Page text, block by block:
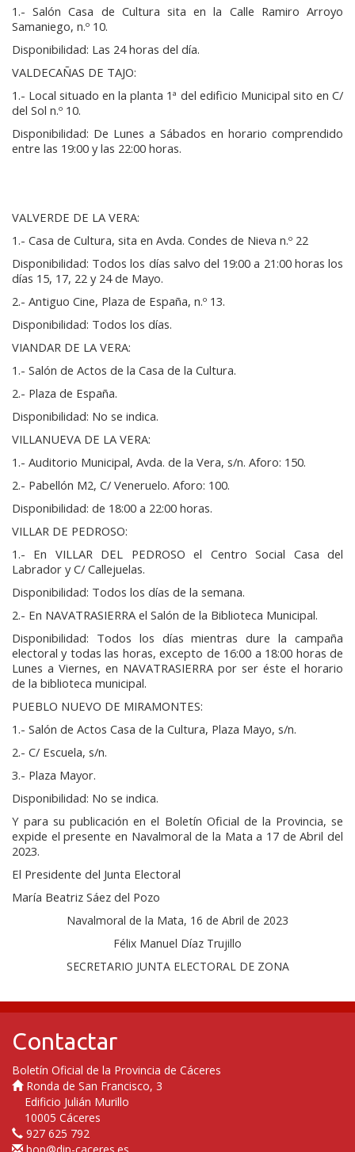
1.- Salón Casa de Cultura sita en la Calle Ramiro Arroyo
Samaniego, n.º 10.
Disponibilidad: Las 24 horas del día.
VALDECAÑAS DE TAJO:
1.- Local situado en la planta 1ª del edificio Municipal sito en C/
del Sol n.º 10.
Disponibilidad: De Lunes a Sábados en horario comprendido
entre las 19:00 y las 22:00 horas.
VALVERDE DE LA VERA:
1.- Casa de Cultura, sita en Avda. Condes de Nieva n.º 22
Disponibilidad: Todos los días salvo del 19:00 a 21:00 horas los
días 15, 17, 22 y 24 de Mayo.
2.- Antiguo Cine, Plaza de España, n.º 13.
Disponibilidad: Todos los días.
VIANDAR DE LA VERA:
1.- Salón de Actos de la Casa de la Cultura.
2.- Plaza de España.
Disponibilidad: No se indica.
VILLANUEVA DE LA VERA:
1.- Auditorio Municipal, Avda. de la Vera, s/n. Aforo: 150.
2.- Pabellón M2, C/ Veneruelo. Aforo: 100.
Disponibilidad: de 18:00 a 22:00 horas.
VILLAR DE PEDROSO:
1.- En VILLAR DEL PEDROSO el Centro Social Casa del
Labrador y C/ Callejuelas.
Disponibilidad: Todos los días de la semana.
2.- En NAVATRASIERRA el Salón de la Biblioteca Municipal.
Disponibilidad: Todos los días mientras dure la campaña
electoral y todas las horas, excepto de 16:00 a 18:00 horas de
Lunes a Viernes, en NAVATRASIERRA por ser éste el horario
de la biblioteca municipal.
PUEBLO NUEVO DE MIRAMONTES:
1.- Salón de Actos Casa de la Cultura, Plaza Mayo, s/n.
2.- C/ Escuela, s/n.
3.- Plaza Mayor.
Disponibilidad: No se indica.
Y para su publicación en el Boletín Oficial de la Provincia, se
expide el presente en Navalmoral de la Mata a 17 de Abril del
2023.
El Presidente del Junta Electoral
María Beatriz Sáez del Pozo
Navalmoral de la Mata, 16 de Abril de 2023
Félix Manuel Díaz Trujillo
SECRETARIO JUNTA ELECTORAL DE ZONA
Contactar
Boletín Oficial de la Provincia de Cáceres
Ronda de San Francisco, 3
Edificio Julián Murillo
10005 Cáceres
927 625 792